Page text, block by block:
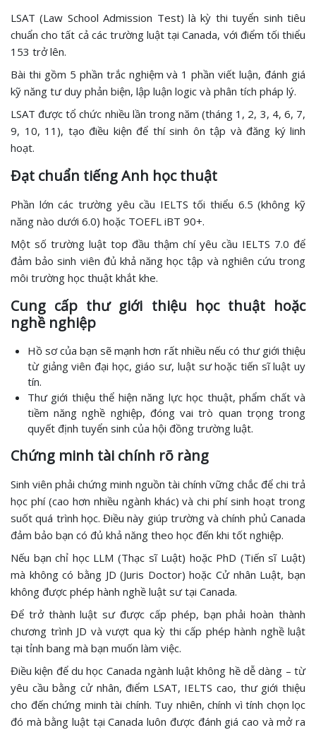
LSAT (Law School Admission Test) là kỳ thi tuyển sinh tiêu
chuẩn cho tất cả các trường luật tại Canada, với điểm tối thiểu
153 trở lên.
Bài thi gồm 5 phần trắc nghiệm và 1 phần viết luận, đánh giá
kỹ năng tư duy phản biện, lập luận logic và phân tích pháp lý.
LSAT được tổ chức nhiều lần trong năm (tháng 1, 2, 3, 4, 6, 7,
9, 10, 11), tạo điều kiện để thí sinh ôn tập và đăng ký linh
hoạt.
Đạt chuẩn tiếng Anh học thuật
Phần lớn các trường yêu cầu IELTS tối thiểu 6.5 (không kỹ
năng nào dưới 6.0) hoặc TOEFL iBT 90+.
Một số trường luật top đầu thậm chí yêu cầu IELTS 7.0 để
đảm bảo sinh viên đủ khả năng học tập và nghiên cứu trong
môi trường học thuật khắt khe.
Cung cấp thư giới thiệu học thuật hoặc
nghề nghiệp
Hồ sơ của bạn sẽ mạnh hơn rất nhiều nếu có thư giới thiệu
từ giảng viên đại học, giáo sư, luật sư hoặc tiến sĩ luật uy
tín.
Thư giới thiệu thể hiện năng lực học thuật, phẩm chất và
tiềm năng nghề nghiệp, đóng vai trò quan trọng trong
quyết định tuyển sinh của hội đồng trường luật.
Chứng minh tài chính rõ ràng
Sinh viên phải chứng minh nguồn tài chính vững chắc để chi trả
học phí (cao hơn nhiều ngành khác) và chi phí sinh hoạt trong
suốt quá trình học. Điều này giúp trường và chính phủ Canada
đảm bảo bạn có đủ khả năng theo học đến khi tốt nghiệp.
Nếu bạn chỉ học LLM (Thạc sĩ Luật) hoặc PhD (Tiến sĩ Luật)
mà không có bằng JD (Juris Doctor) hoặc Cử nhân Luật, bạn
không được phép hành nghề luật sư tại Canada.
Để trở thành luật sư được cấp phép, bạn phải hoàn thành
chương trình JD và vượt qua kỳ thi cấp phép hành nghề luật
tại tỉnh bang mà bạn muốn làm việc.
Điều kiện để du học Canada ngành luật không hề dễ dàng – từ
yêu cầu bằng cử nhân, điểm LSAT, IELTS cao, thư giới thiệu
cho đến chứng minh tài chính. Tuy nhiên, chính vì tính chọn lọc
đó mà bằng luật tại Canada luôn được đánh giá cao và mở ra